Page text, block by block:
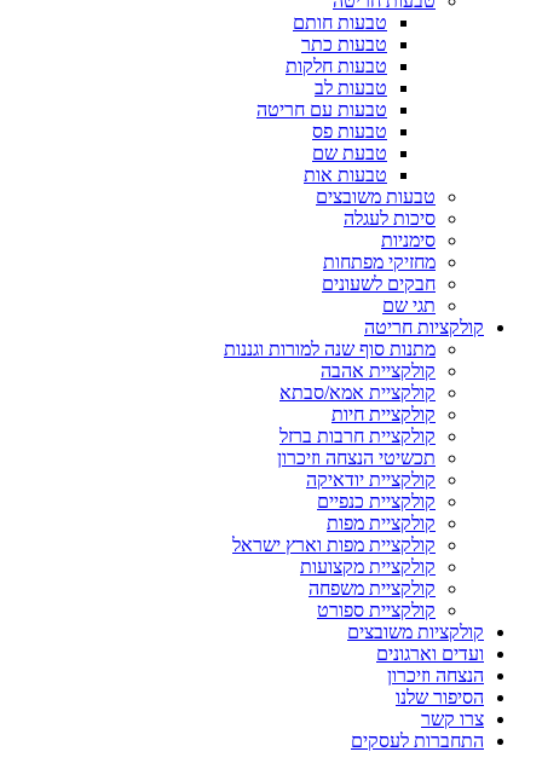
טבעות חותם
טבעות כתר
טבעות חלקות
טבעות לב
טבעות עם חריטה
טבעות פס
טבעת שם
טבעות אות
טבעות משובצים
סיכות לעגלה
סימניות
מחזיקי מפתחות
חבקים לשעונים
תגי שם
קולקציות חריטה
מתנות סוף שנה למורות וגננות
קולקציית אהבה
קולקציית אמא/סבתא
קולקציית חיות
קולקציית חרבות ברזל
תכשיטי הנצחה וזיכרון
קולקציית יודאיקה
קולקציית כנפיים
קולקציית מפות
קולקציית מפות וארץ ישראל
קולקציית מקצועות
קולקציית משפחה
קולקציית ספורט
קולקציות משובצים
ועדים וארגונים
הנצחה וזיכרון
הסיפור שלנו
צרו קשר
התחברות לעסקים